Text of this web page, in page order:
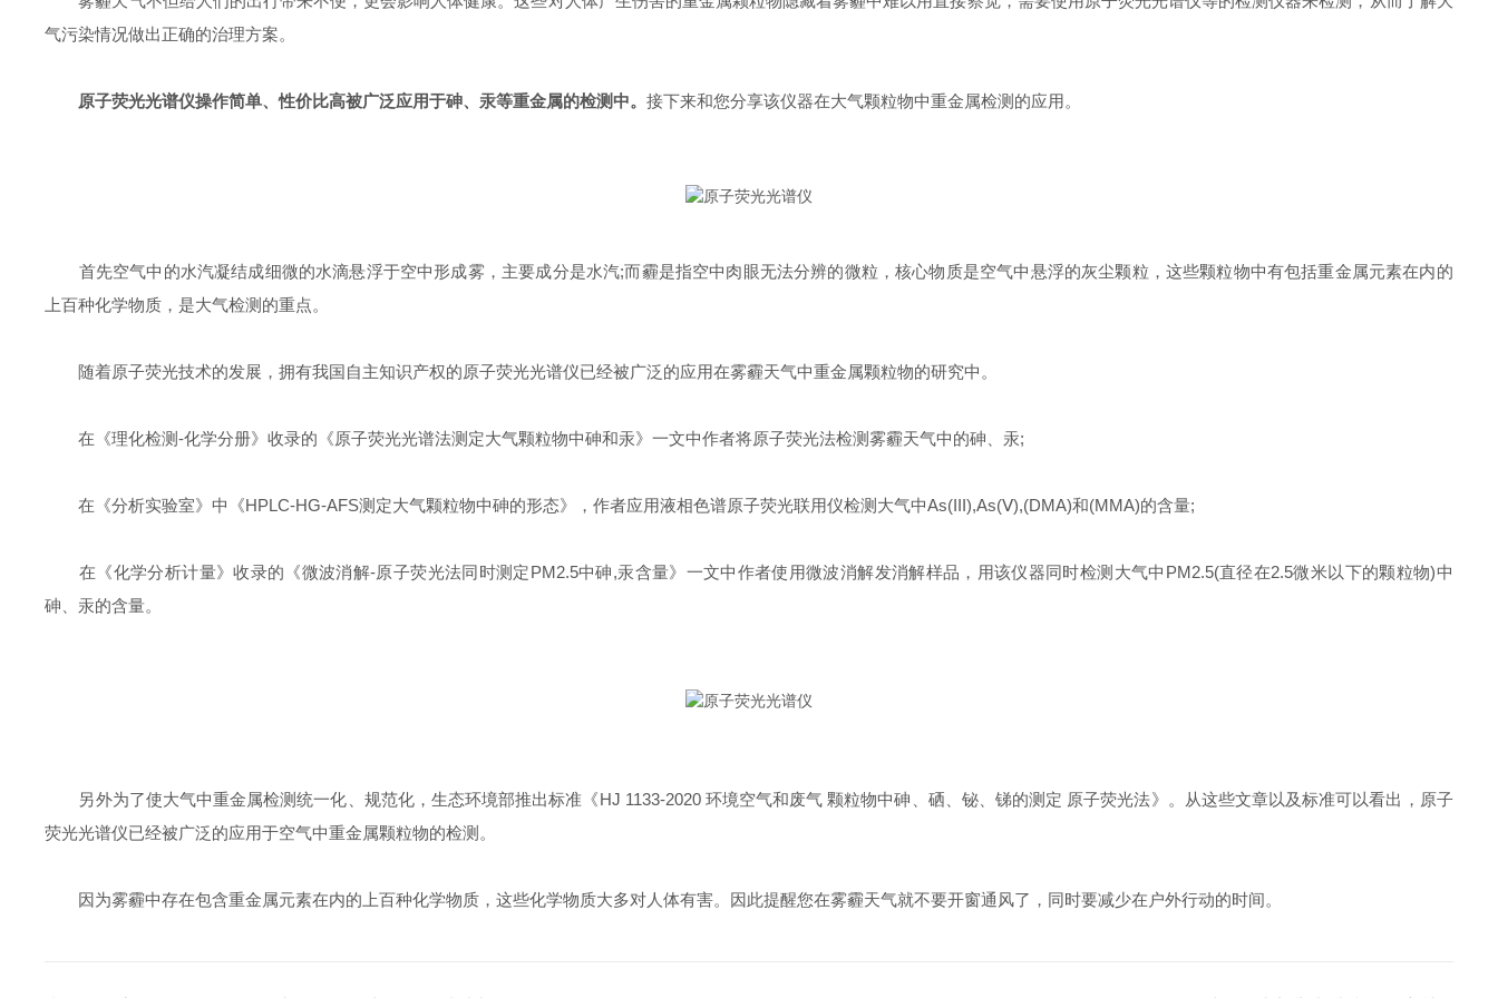
气污染情况做出正确的治理方案。
原子荧光光谱仪操作简单、性价比高被广泛应用于砷、汞等重金属的检测中。接下来和您分享该仪器在大气颗粒物中重金属检测的应用。
首先空气中的水汽凝结成细微的水滴悬浮于空中形成雾，主要成分是水汽;而霾是指空中肉眼无法分辨的微粒，核心物质是空气中悬浮的灰尘颗粒，这些颗粒物中有包括重金属元素在内的
上百种化学物质，是大气检测的重点。
随着原子荧光技术的发展，拥有我国自主知识产权的原子荧光光谱仪已经被广泛的应用在雾霾天气中重金属颗粒物的研究中。
在《理化检测-化学分册》收录的《原子荧光光谱法测定大气颗粒物中砷和汞》一文中作者将原子荧光法检测雾霾天气中的砷、汞;
在《分析实验室》中《HPLC-HG-AFS测定大气颗粒物中砷的形态》，作者应用液相色谱原子荧光联用仪检测大气中As(III),As(Ⅴ),(DMA)和(MMA)的含量;
在《化学分析计量》收录的《微波消解-原子荧光法同时测定PM2.5中砷,汞含量》一文中作者使用微波消解发消解样品，用该仪器同时检测大气中PM2.5(直径在2.5微米以下的颗粒物)中
砷、汞的含量。
另外为了使大气中重金属检测统一化、规范化，生态环境部推出标准《HJ 1133-2020 环境空气和废气 颗粒物中砷、硒、铋、锑的测定 原子荧光法》。从这些文章以及标准可以看出，原子
荧光光谱仪已经被广泛的应用于空气中重金属颗粒物的检测。
因为雾霾中存在包含重金属元素在内的上百种化学物质，这些化学物质大多对人体有害。因此提醒您在雾霾天气就不要开窗通风了，同时要减少在户外行动的时间。